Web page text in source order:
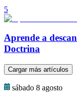
5
Aprende a
Doctrina
Cargar más artículos
sábado 8 agosto